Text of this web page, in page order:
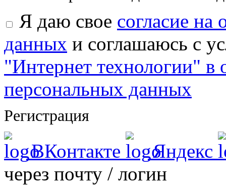
Я даю свое согласие на
данных и соглашаюсь с
"Интернет технологии" в
персональных данных
Регистрация
ВКонтакте
Яндекс
через почту / логин